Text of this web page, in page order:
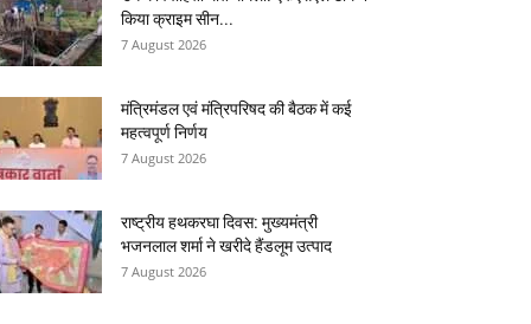
किया क्राइम सीन...
7 August 2026
मंत्रिमंडल एवं मंत्रिपरिषद की बैठक में कई
महत्वपूर्ण निर्णय
7 August 2026
राष्ट्रीय हथकरघा दिवस: मुख्यमंत्री
भजनलाल शर्मा ने खरीदे हैंडलूम उत्पाद
7 August 2026